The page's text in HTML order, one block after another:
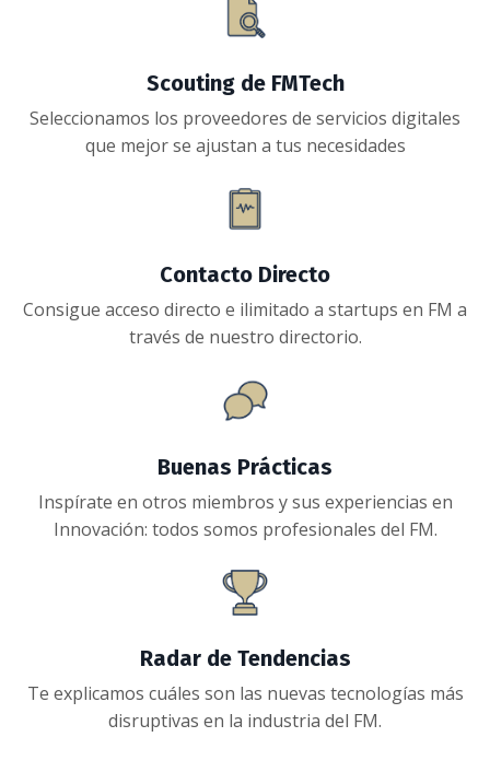
Scouting de FMTech
Seleccionamos los proveedores de servicios digitales
que mejor se ajustan a tus necesidades
Contacto Directo
Consigue acceso directo e ilimitado a startups en FM a
través de nuestro directorio.
Buenas Prácticas
Inspírate en otros miembros y sus experiencias en
Innovación: todos somos profesionales del FM.
Radar de Tendencias
Te explicamos cuáles son las nuevas tecnologías más
disruptivas en la industria del FM.